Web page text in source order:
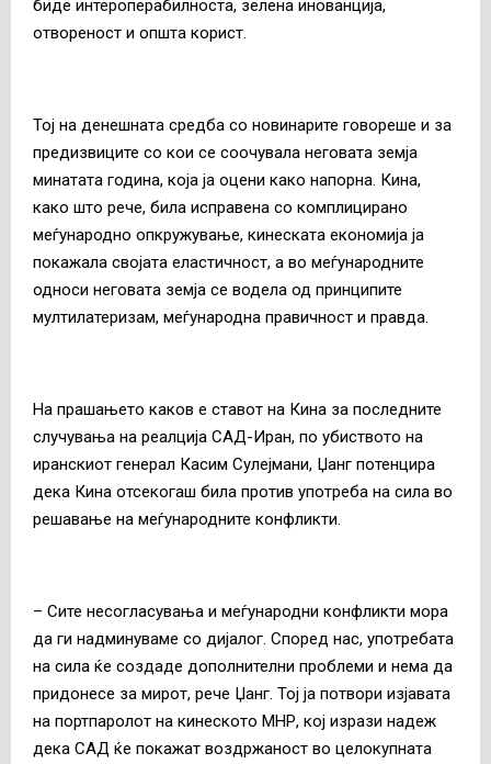
биде интероперабилноста, зелена инованција,
отвореност и општа корист.
Тој на денешната средба со новинарите говореше и за
предизвиците со кои се соочувала неговата земја
минатата година, која ја оцени како напорна. Кина,
како што рече, била исправена со комплицирано
меѓународно опкружување, кинеската економија ја
покажала својата еластичност, а во меѓународните
односи неговата земја се водела од принципите
мултилатеризам, меѓународна правичност и правда.
На прашањето каков е ставот на Кина за последните
случувања на реалција САД-Иран, по убиството на
иранскиот генерал Касим Сулејмани, Џанг потенцира
дека Кина отсекогаш била против употреба на сила во
решавање на меѓународните конфликти.
– Сите несогласувања и меѓународни конфликти мора
да ги надминуваме со дијалог. Според нас, употребата
на сила ќе создаде дополнителни проблеми и нема да
придонесе за мирот, рече Џанг. Тој ја потвори изјавата
на портпаролот на кинеското МНР, кој изрази надеж
дека САД ќе покажат воздржаност во целокупната